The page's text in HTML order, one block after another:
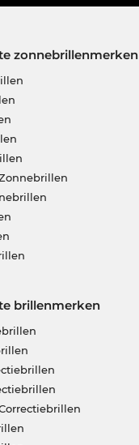
zonnebrillenmerken
brillenmerken